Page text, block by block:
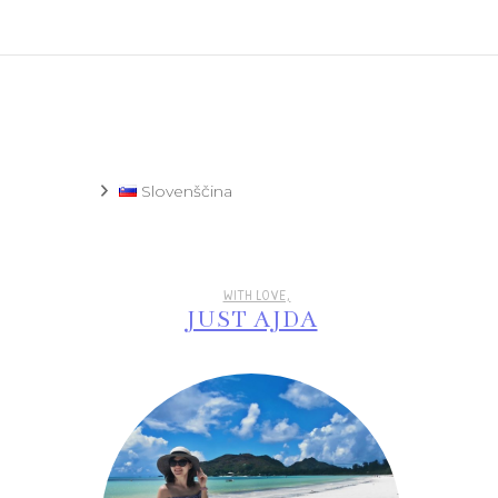
Slovenščina
WITH LOVE,
JUST AJDA